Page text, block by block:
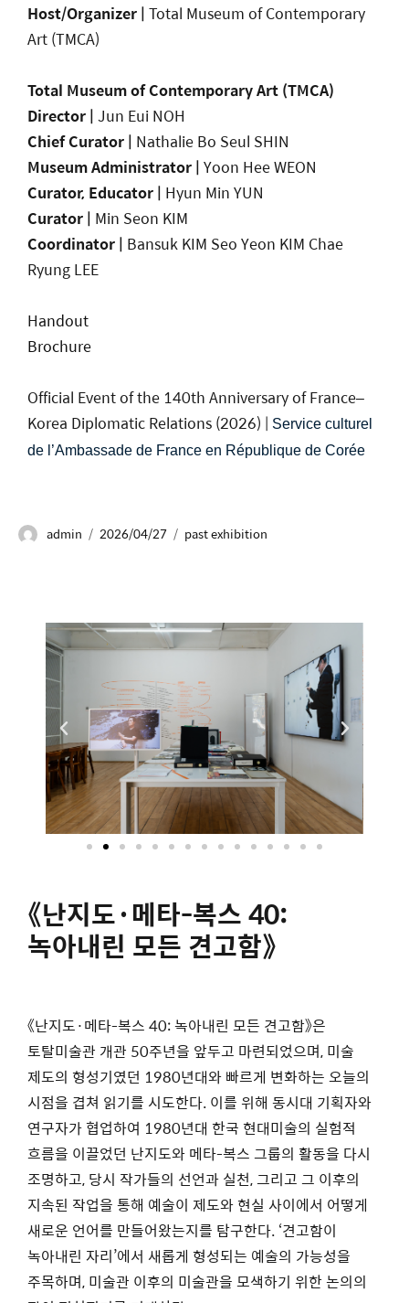
Host/Organizer | Total Museum of Contemporary
Art (TMCA)
Total Museum of Contemporary Art (TMCA)
Director |Jun Eui NOH
Chief Curator | Nathalie Bo Seul SHIN
Museum Administrator | Yoon Hee WEON
Curator, Educator | Hyun Min YUN
Curator | Min Seon KIM
Coordinator | Bansuk KIM Seo Yeon KIM Chae
Ryung LEE
Handout
Brochure
Official Event of the 140th Anniversary of France–
Korea Diplomatic Relations (2026) | Service culturel
de l’Ambassade de France en République de Corée
admin 2026/04/27 past exhibition
《난지도·메타-복스 40:
녹아내린 모든 견고함》
《난지도·메타-복스 40: 녹아내린 모든 견고함》은
토탈미술관 개관 50주년을 앞두고 마련되었으며, 미술
제도의 형성기였던 1980년대와 빠르게 변화하는 오늘의
시점을 겹쳐 읽기를 시도한다. 이를 위해 동시대 기획자와
연구자가 협업하여 1980년대 한국 현대미술의 실험적
흐름을 이끌었던 난지도와 메타-복스 그룹의 활동을 다시
조명하고, 당시 작가들의 선언과 실천, 그리고 그 이후의
지속된 작업을 통해 예술이 제도와 현실 사이에서 어떻게
새로운 언어를 만들어왔는지를 탐구한다. ‘견고함이
녹아내린 자리’에서 새롭게 형성되는 예술의 가능성을
주목하며, 미술관 이후의 미술관을 모색하기 위한 논의의